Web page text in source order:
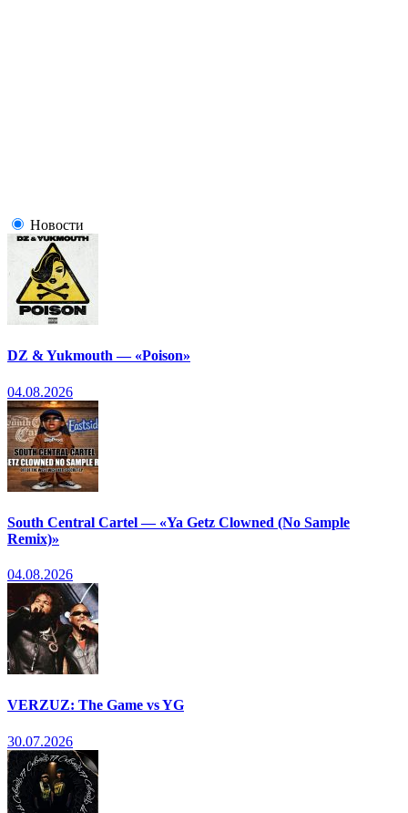
Новости
DZ & Yukmouth — «Poison»
04.08.2026
South Central Cartel — «Ya Getz Clowned (No Sample
Remix)»
04.08.2026
VERZUZ: The Game vs YG
30.07.2026